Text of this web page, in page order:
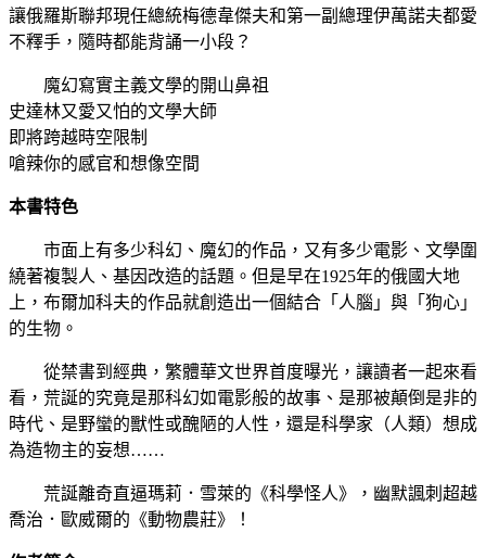
讓俄羅斯聯邦現任總統梅德韋傑夫和第一副總理伊萬諾夫都愛
不釋手，隨時都能背誦一小段？
魔幻寫實主義文學的開山鼻祖
史達林又愛又怕的文學大師
即將跨越時空限制
嗆辣你的感官和想像空間
本書特色
市面上有多少科幻、魔幻的作品，又有多少電影、文學圍
繞著複製人、基因改造的話題。但是早在1925年的俄國大地
上，布爾加科夫的作品就創造出一個結合「人腦」與「狗心」
的生物。
從禁書到經典，繁體華文世界首度曝光，讓讀者一起來看
看，荒誕的究竟是那科幻如電影般的故事、是那被顛倒是非的
時代、是野蠻的獸性或醜陋的人性，還是科學家（人類）想成
為造物主的妄想……
荒誕離奇直逼瑪莉．雪萊的《科學怪人》，幽默諷刺超越
喬治．歐威爾的《動物農莊》！